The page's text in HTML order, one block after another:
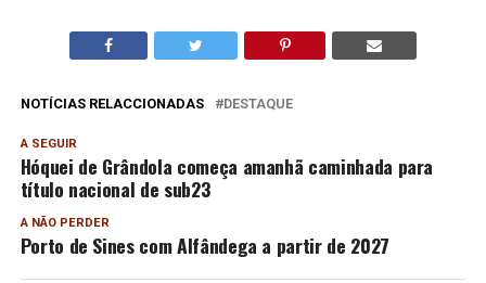
NOTÍCIAS RELACCIONADAS DESTAQUE
A SEGUIR
Hóquei de Grândola começa amanhã caminhada para
título nacional de sub23
A NÃO PERDER
Porto de Sines com Alfândega a partir de 2027